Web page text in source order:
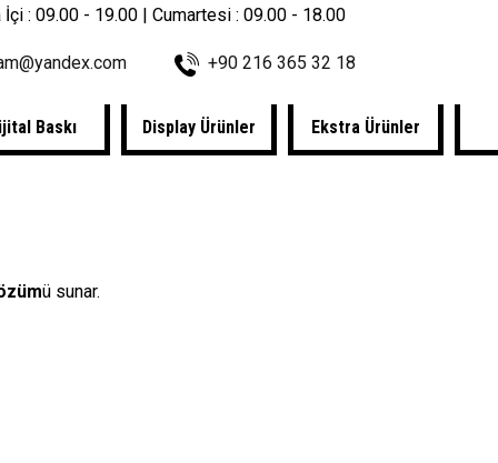
Baskı Display Ürünler Ekstra Ürünler
+90 216 365 32 18
İçi : 09.00 - 19.00 | Cumartesi : 09.00 - 18.00
ü sunar.